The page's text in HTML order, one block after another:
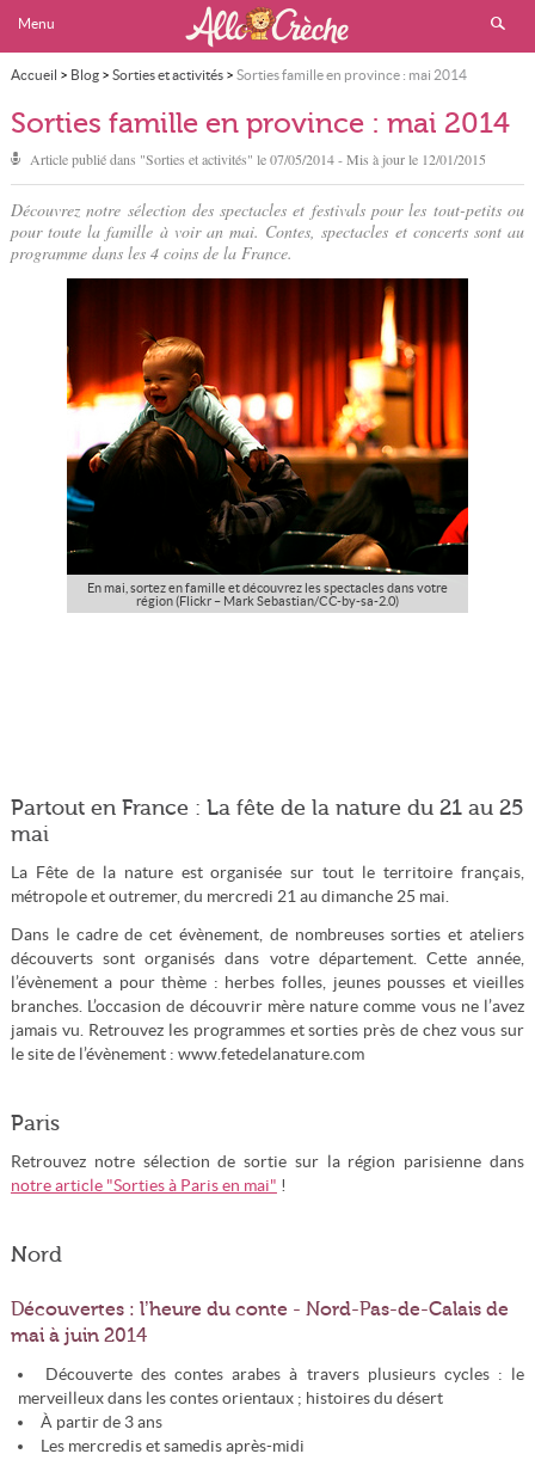
Menu
Accueil > Blog> Sorties et activités> Sorties famille en province : mai 2014
Sorties famille en province : mai 2014
Article publié dans "Sorties et activités" le07/05/2014- Mis à jour le 12/01/2015
Découvrez notre sélection des spectacles et festivals pour les tout-petits ou
pour toute la famille à voir an mai. Contes, spectacles et concerts sont au
programme dans les 4 coins de la France.
En mai, sortez en famille et découvrez les spectacles dans votre
région (Flickr – Mark Sebastian/CC-by-sa-2.0)
Partout en France : La fête de la nature du 21 au 25
mai
La Fête de la nature est organisée sur tout le territoire français,
métropole et outremer, du mercredi 21 au dimanche 25 mai.
Dans le cadre de cet évènement, de nombreuses sorties et ateliers
découverts sont organisés dans votre département. Cette année,
l’évènement a pour thème : herbes folles, jeunes pousses et vieilles
branches. L’occasion de découvrir mère nature comme vous ne l’avez
jamais vu. Retrouvez les programmes et sorties près de chez vous sur
le site de l’évènement : www.fetedelanature.com
Paris
Retrouvez notre sélection de sortie sur la région parisienne dans
notre article "Sorties à Paris en mai" !
Nord
Découvertes : l’heure du conte - Nord-Pas-de-Calais de
mai à juin 2014
Découverte des contes arabes à travers plusieurs cycles : le
merveilleux dans les contes orientaux ; histoires du désert
À partir de 3 ans
Les mercredis et samedis après-midi